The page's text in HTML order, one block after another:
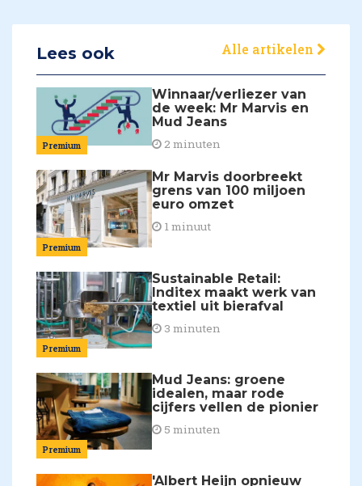
Lees ook Alle artikelen
Premium
Winnaar/verliezer van
de week: Mr Marvis en
Mud Jeans
2 minuten
Premium
Mr Marvis doorbreekt
grens van 100 miljoen
euro omzet
1 minuut
Premium
Sustainable Retail:
Inditex maakt werk van
textiel uit bierafval
3 minuten
Premium
Mud Jeans: groene
idealen, maar rode
cijfers vellen de pionier
5 minuten
'Albert Heijn opnieuw